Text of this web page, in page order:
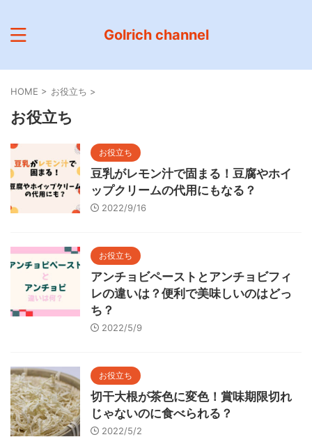
Golrich channel
HOME > お役立ち >
お役立ち
お役立ち
豆乳がレモン汁で固まる！豆腐やホイ
ップクリームの代用にもなる？
2022/9/16
お役立ち
アンチョビペーストとアンチョビフィ
レの違いは？便利で美味しいのはどっ
ち？
2022/5/9
お役立ち
切干大根が茶色に変色！賞味期限切れ
じゃないのに食べられる？
2022/5/2